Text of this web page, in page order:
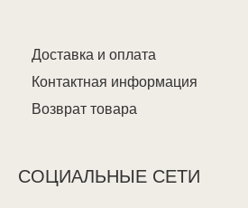
Доставка и оплата
Контактная информация
Возврат товара
СОЦИАЛЬНЫЕ СЕТИ